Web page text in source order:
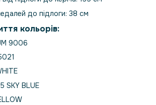
до підлоги: 38 см
кольорів:
9006
SKY BLUE